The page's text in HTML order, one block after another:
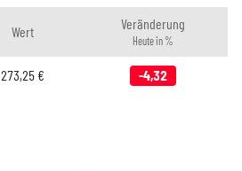
Wert Veränderung
Heute in %
273,25€ -4,32